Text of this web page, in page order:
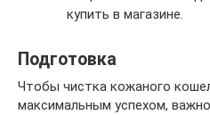
купить в магазине.
Подготовка
Чтобы чистка кожаного
максимальным успехом,